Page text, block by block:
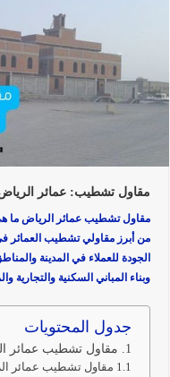
مقاول تشطيب: عمائر الرياض شركه
مقاول تشطيب عمائر الرياض ما
من أبرز مقاولي تشطيب العمائر
الجودة للعملاء في المدينة
وبناء المباني السكنية والتجارية
جدول المحتويات
1. مقاول تشطيب عمائر الرياض: خدمات التشطيب والبناء
1.1 مقاول تشطيب